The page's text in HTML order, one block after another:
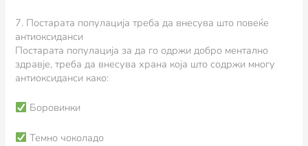
7. Постарата популација треба да внесува што повеќе
антиоксиданси
Постарата популација за да го одржи добро ментално
здравје, треба да внесува храна која што содржи многу
антиоксиданси како:
Боровинки
Темно чоколадо